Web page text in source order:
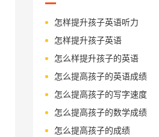
怎样提升孩子英语听力
怎样提升孩子英语
怎么样提升孩子的英语
怎么提高孩子的英语成绩
怎么提高孩子的写字速度
怎么提高孩子的数学成绩
怎么提高孩子的成绩